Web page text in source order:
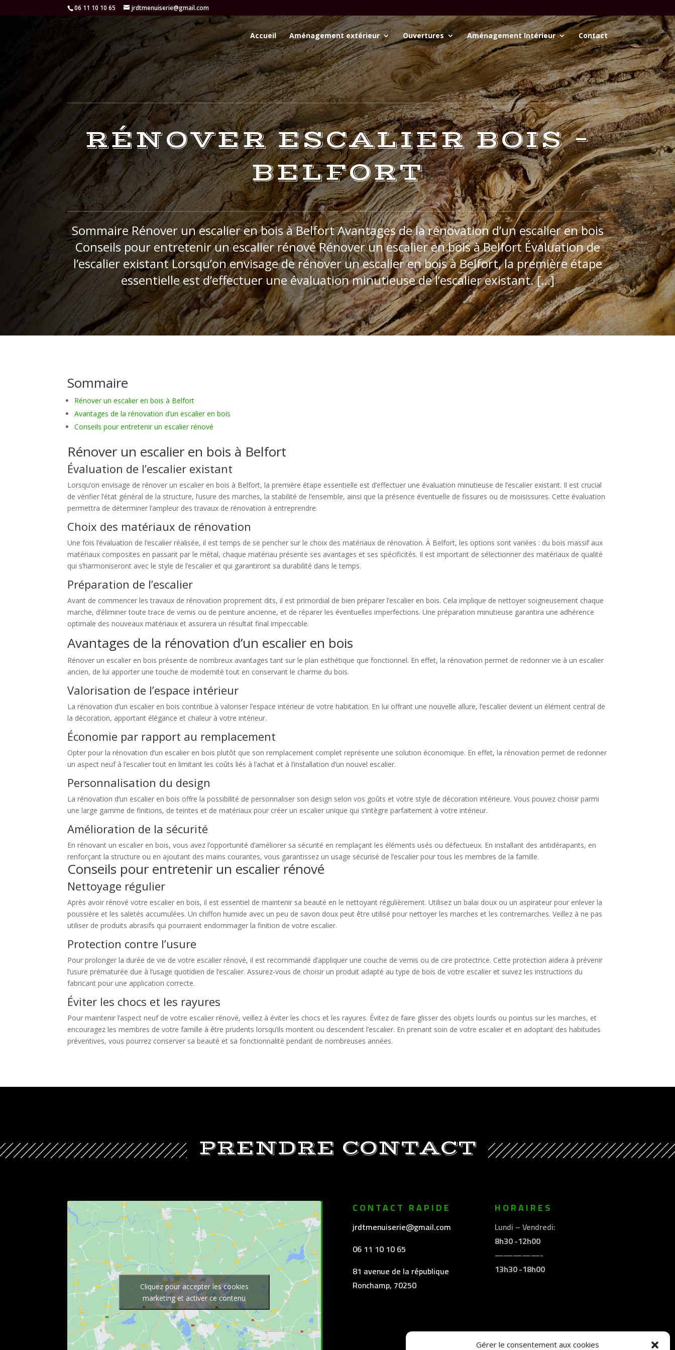
Gérer le consentement aux cookies
06 11 10 10 65 jrdtmenuiserie@gmail.com
Accueil Aménagement extérieur Ouvertures Aménagement Intérieur Contact
RÉNOVER ESCALIER BOIS –
BELFORT
Sommaire Rénover un escalier en bois à Belfort Avantages de la rénovation d’un escalier en bois
Conseils pour entretenir un escalier rénové Rénover un escalier en bois à Belfort Évaluation de
l’escalier existant Lorsqu’on envisage de rénover un escalier en bois à Belfort, la première étape
essentielle est d’effectuer une évaluation minutieuse de l’escalier existant. […]
Sommaire
Rénover un escalier en bois à Belfort
Avantages de la rénovation d’un escalier en bois
Conseils pour entretenir un escalier rénové
Rénover un escalier en bois à Belfort
Évaluation de l’escalier existant
Lorsqu’on envisage de rénover un escalier en bois à Belfort, la première étape essentielle est d’effectuer une évaluation minutieuse de l’escalier existant. Il est crucial
de vérifier l’état général de la structure, l’usure des marches, la stabilité de l’ensemble, ainsi que la présence éventuelle de fissures ou de moisissures. Cette évaluation
permettra de déterminer l’ampleur des travaux de rénovation à entreprendre.
Choix des matériaux de rénovation
Une fois l’évaluation de l’escalier réalisée, il est temps de se pencher sur le choix des matériaux de rénovation. À Belfort, les options sont variées : du bois massif aux
matériaux composites en passant par le métal, chaque matériau présente ses avantages et ses spécificités. Il est important de sélectionner des matériaux de qualité
qui s’harmoniseront avec le style de l’escalier et qui garantiront sa durabilité dans le temps.
Préparation de l’escalier
Avant de commencer les travaux de rénovation proprement dits, il est primordial de bien préparer l’escalier en bois. Cela implique de nettoyer soigneusement chaque
marche, d’éliminer toute trace de vernis ou de peinture ancienne, et de réparer les éventuelles imperfections. Une préparation minutieuse garantira une adhérence
optimale des nouveaux matériaux et assurera un résultat final impeccable.
Avantages de la rénovation d’un escalier en bois
Rénover un escalier en bois présente de nombreux avantages tant sur le plan esthétique que fonctionnel. En effet, la rénovation permet de redonner vie à un escalier
ancien, de lui apporter une touche de modernité tout en conservant le charme du bois.
Valorisation de l’espace intérieur
La rénovation d’un escalier en bois contribue à valoriser l’espace intérieur de votre habitation. En lui offrant une nouvelle allure, l’escalier devient un élément central de
la décoration, apportant élégance et chaleur à votre intérieur.
Économie par rapport au remplacement
Opter pour la rénovation d’un escalier en bois plutôt que son remplacement complet représente une solution économique. En effet, la rénovation permet de redonner
un aspect neuf à l’escalier tout en limitant les coûts liés à l’achat et à l’installation d’un nouvel escalier.
Personnalisation du design
La rénovation d’un escalier en bois offre la possibilité de personnaliser son design selon vos goûts et votre style de décoration intérieure. Vous pouvez choisir parmi
une large gamme de finitions, de teintes et de matériaux pour créer un escalier unique qui s’intègre parfaitement à votre intérieur.
Amélioration de la sécurité
En rénovant un escalier en bois, vous avez l’opportunité d’améliorer sa sécurité en remplaçant les éléments usés ou défectueux. En installant des antidérapants, en
renforçant la structure ou en ajoutant des mains courantes, vous garantissez un usage sécurisé de l’escalier pour tous les membres de la famille.
Conseils pour entretenir un escalier rénové
Nettoyage régulier
Après avoir rénové votre escalier en bois, il est essentiel de maintenir sa beauté en le nettoyant régulièrement. Utilisez un balai doux ou un aspirateur pour enlever la
poussière et les saletés accumulées. Un chiffon humide avec un peu de savon doux peut être utilisé pour nettoyer les marches et les contremarches. Veillez à ne pas
utiliser de produits abrasifs qui pourraient endommager la finition de votre escalier.
Protection contre l’usure
Pour prolonger la durée de vie de votre escalier rénové, il est recommandé d’appliquer une couche de vernis ou de cire protectrice. Cette protection aidera à prévenir
l’usure prématurée due à l’usage quotidien de l’escalier. Assurez-vous de choisir un produit adapté au type de bois de votre escalier et suivez les instructions du
fabricant pour une application correcte.
Éviter les chocs et les rayures
Pour maintenir l’aspect neuf de votre escalier rénové, veillez à éviter les chocs et les rayures. Évitez de faire glisser des objets lourds ou pointus sur les marches, et
encouragez les membres de votre famille à être prudents lorsqu’ils montent ou descendent l’escalier. En prenant soin de votre escalier et en adoptant des habitudes
préventives, vous pourrez conserver sa beauté et sa fonctionnalité pendant de nombreuses années.
PRENDRE CONTACT
Cliquez pour accepter les cookies
marketing et activer ce contenu
CONTACT RAPIDE
jrdtmenuiserie@gmail.com
06 11 10 10 65
81 avenue de la république
Ronchamp, 70250
HORAIRES
Lundi – Vendredi:
8h30 -12h00
—————-
13h30 -18h00